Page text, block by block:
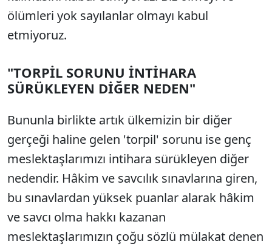
ölümleri yok sayılanlar olmayı kabul
etmiyoruz.
"TORPİL SORUNU İNTİHARA
SÜRÜKLEYEN DİĞER NEDEN"
Bununla birlikte artık ülkemizin bir diğer
gerçeği haline gelen 'torpil' sorunu ise genç
meslektaşlarımızı intihara sürükleyen diğer
nedendir. Hâkim ve savcılık sınavlarına giren,
bu sınavlardan yüksek puanlar alarak hâkim
ve savcı olma hakkı kazanan
meslektaşlarımızın çoğu sözlü mülakat denen